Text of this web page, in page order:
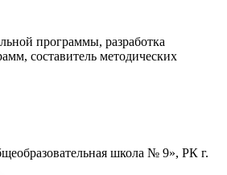
программы, разработка
составитель методических
школа № 9», РК г.